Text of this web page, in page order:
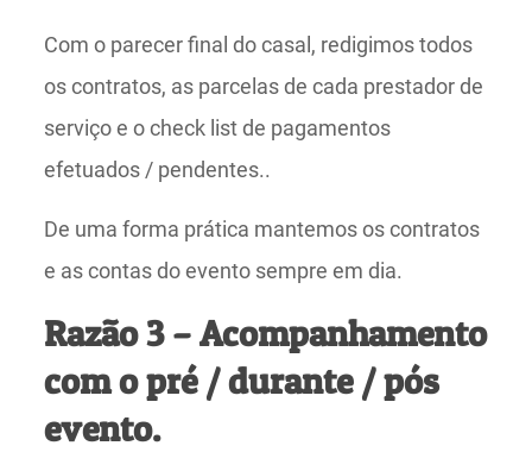
Com o parecer final do casal, redigimos todos
os contratos, as parcelas de cada prestador de
serviço e o check list de pagamentos
efetuados / pendentes..
De uma forma prática mantemos os contratos
e as contas do evento sempre em dia.
Razão 3 – Acompanhamento
com o pré / durante / pós
evento.